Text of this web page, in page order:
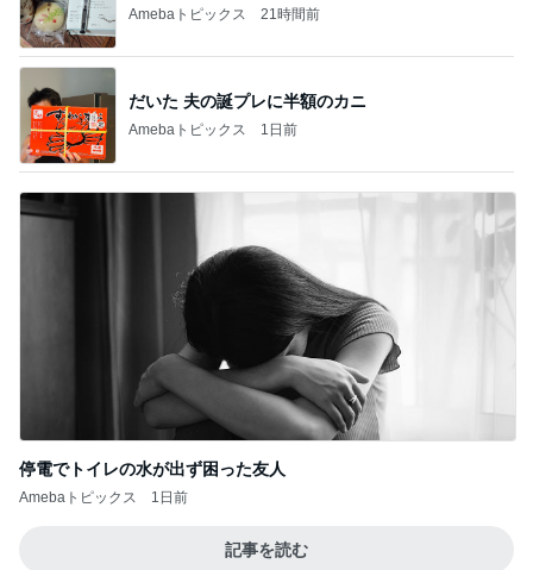
Amebaトピックス 21時間前
だいた 夫の誕プレに半額のカニ
Amebaトピックス 1日前
停電でトイレの水が出ず困った友人
Amebaトピックス 1日前
記事を読む